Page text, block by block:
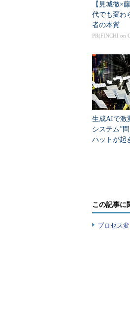
仕事は、
でした。
ても暗澹
つまでた
「志望は
う」。半
ュータ（
ととおり
「各プラ
開発を
私は日々
【見城徹×
代でも変わ
者の本質
PR(FINCHI on
生成AIで激
システム”
ハットが起
この記事に
プロセス